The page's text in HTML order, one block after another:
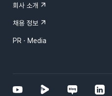
회사 소개
채용 정보
PR · Media